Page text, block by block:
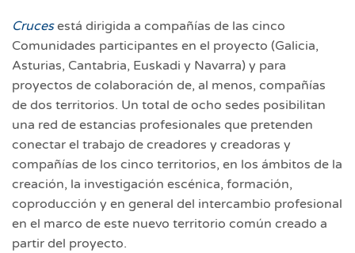
Crucesestá dirigida a compañías de las cinco
Comunidades participantes en el proyecto (Galicia,
Asturias, Cantabria, Euskadi y Navarra) y para
proyectos de colaboración de, al menos, compañías
de dos territorios. Un total de ocho sedes posibilitan
una red de estancias profesionales que pretenden
conectar el trabajo de creadores y creadoras y
compañías de los cinco territorios, en los ámbitos de la
creación, la investigación escénica, formación,
coproducción y en general del intercambio profesional
en el marco de este nuevo territorio común creado a
partir del proyecto.